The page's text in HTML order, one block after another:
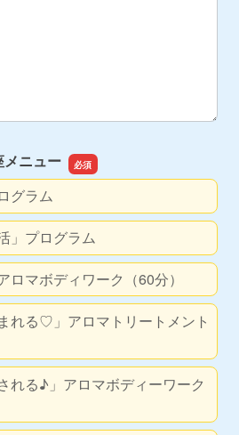
ニュー
グラム
」プログラム
ロマボディワーク（60分）
れる♡」アロマトリートメント
れる♪」アロマボディーワーク